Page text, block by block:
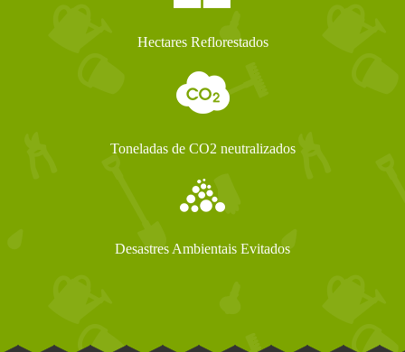
Hectares Reflorestados
Toneladas de CO2 neutralizados
Desastres Ambientais Evitados